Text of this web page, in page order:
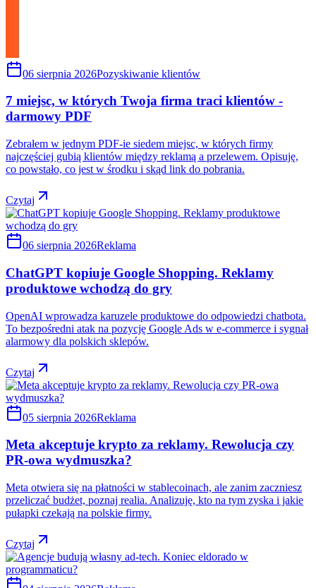
06 sierpnia 2026Pozyskiwanie klientów
7 miejsc, w których Twoja firma traci klientów -
darmowy PDF
Zebrałem w jednym PDF-ie siedem miejsc, w których firmy
najczęściej gubią klientów między reklamą a przelewem. Opisuję,
co powstało, co jest w środku i skąd link do pobrania.
Czytaj
06 sierpnia 2026Reklama
ChatGPT kopiuje Google Shopping. Reklamy
produktowe wchodzą do gry
OpenAI wprowadza karuzele produktowe do odpowiedzi chatbota.
To bezpośredni atak na pozycję Google Ads w e-commerce i sygnał
alarmowy dla polskich sklepów.
Czytaj
05 sierpnia 2026Reklama
Meta akceptuje krypto za reklamy. Rewolucja czy
PR-owa wydmuszka?
Meta otwiera się na płatności w stablecoinach, ale zanim zaczniesz
przeliczać budżet, poznaj realia. Analizuję, kto na tym zyska i jakie
pułapki czekają na polskie firmy.
Czytaj